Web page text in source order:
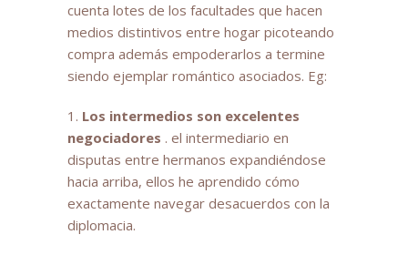
cuenta lotes de los facultades que hacen
medios distintivos entre hogar picoteando
compra además empoderarlos a termine
siendo ejemplar romántico asociados. Eg:
1. Los intermedios son excelentes
negociadores . el intermediario en
disputas entre hermanos expandiéndose
hacia arriba, ellos he aprendido cómo
exactamente navegar desacuerdos con la
diplomacia.